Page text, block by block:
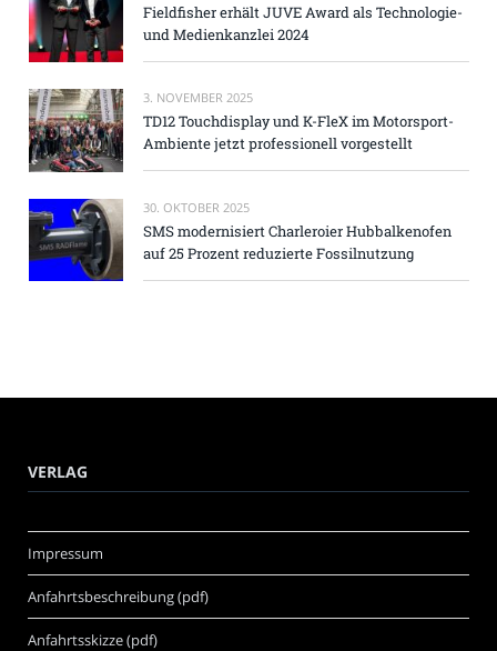
Fieldfisher erhält JUVE Award als Technologie-
und Medienkanzlei 2024
3. NOVEMBER 2025
TD12 Touchdisplay und K-FleX im Motorsport-
Ambiente jetzt professionell vorgestellt
30. OKTOBER 2025
SMS modernisiert Charleroier Hubbalkenofen
auf 25 Prozent reduzierte Fossilnutzung
VERLAG
Impressum
Anfahrtsbeschreibung (pdf)
Anfahrtsskizze (pdf)